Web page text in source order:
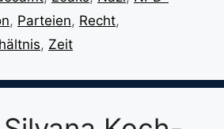
, Parteien, Recht,
, Zeit